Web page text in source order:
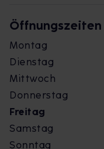
Öffnungszeiten
Montag
Dienstag
Mittwoch
Donnerstag
Freitag
Samstag
Sonntag